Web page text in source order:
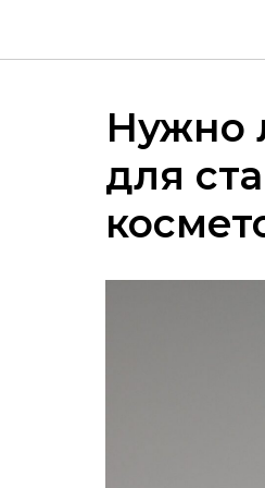
Нужно
для